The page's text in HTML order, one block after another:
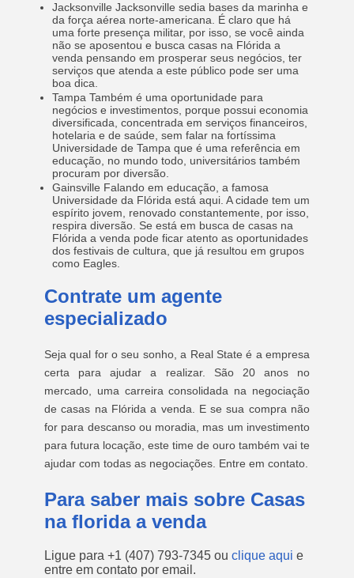
Jacksonville Jacksonville sedia bases da marinha e
da força aérea norte-americana. É claro que há
uma forte presença militar, por isso, se você ainda
não se aposentou e busca casas na Flórida a
venda pensando em prosperar seus negócios, ter
serviços que atenda a este público pode ser uma
boa dica.
Tampa Também é uma oportunidade para
negócios e investimentos, porque possui economia
diversificada, concentrada em serviços financeiros,
hotelaria e de saúde, sem falar na fortíssima
Universidade de Tampa que é uma referência em
educação, no mundo todo, universitários também
procuram por diversão.
Gainsville Falando em educação, a famosa
Universidade da Flórida está aqui. A cidade tem um
espírito jovem, renovado constantemente, por isso,
respira diversão. Se está em busca de casas na
Flórida a venda pode ficar atento as oportunidades
dos festivais de cultura, que já resultou em grupos
como Eagles.
Contrate um agente
especializado
Seja qual for o seu sonho, a Real State é a empresa
certa para ajudar a realizar. São 20 anos no
mercado, uma carreira consolidada na negociação
de casas na Flórida a venda. E se sua compra não
for para descanso ou moradia, mas um investimento
para futura locação, este time de ouro também vai te
ajudar com todas as negociações. Entre em contato.
Para saber mais sobre Casas
na florida a venda
Ligue para +1 (407) 793-7345 ou clique aqui e
entre em contato por email.